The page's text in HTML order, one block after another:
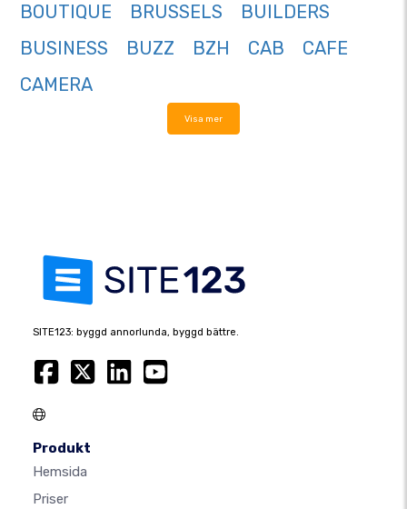
BOUTIQUE
BRUSSELS
BUILDERS
BUSINESS
BUZZ BZH CAB
CAFE
CAMERA
Visa mer
SITE123: byggd annorlunda, byggd bättre.
Produkt
Hemsida
Priser